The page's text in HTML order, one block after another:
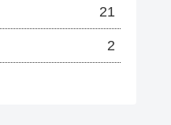
21
2